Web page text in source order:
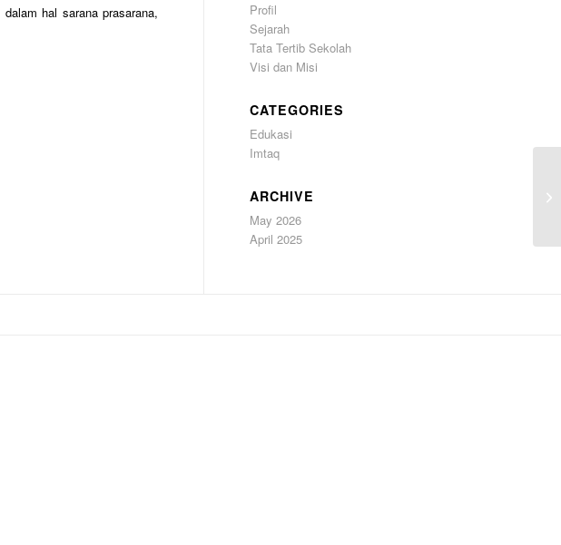
hal sarana prasarana,
Profil
Sejarah
Tata Tertib Sekolah
Visi dan Misi
CATEGORIES
Edukasi
Imtaq
ARCHIVE
May 2026
April 2025